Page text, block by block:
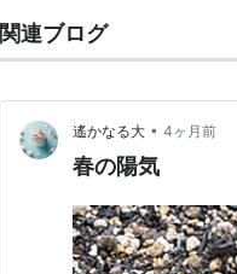
関連ブログ
遙かなる大 • 4ヶ月前
春の陽気